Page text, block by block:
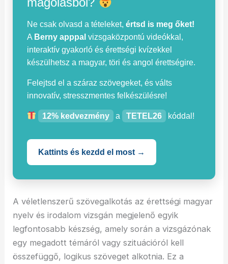
Ne csak olvasd a tételeket,értsd is meg őket!
A Berny apppal vizsgaközpontú videókkal,
interaktív gyakorló és érettségi kvízekkel
készülhetsz a magyar, töri és angol érettségire.
Felejtsd el a száraz szövegeket, és válts
innovatív, stresszmentes felkészülésre!
12% kedvezmény a TETEL26 kóddal!
Kattints és kezdd el most →
A véletlenszerű szövegalkotás az érettségi magyar
nyelv és irodalom vizsgán megjelenő egyik
legfontosabb készség, amely során a vizsgázónak
egy megadott témáról vagy szituációról kell
összefüggő, logikus szöveget alkotnia. Ez a